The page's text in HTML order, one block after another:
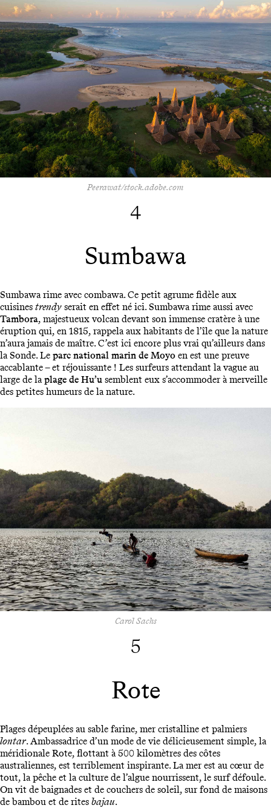
Peerawat/stock.adobe.com
4
Sumbawa
Sumbawa rime avec combawa. Ce petit agrume fidèle aux
cuisines trendy serait en effet né ici. Sumbawa rime aussi avec
Tambora, majestueux volcan devant son immense cratère à une
éruption qui, en 1815, rappela aux habitants de l’île que la nature
n’aura jamais de maître. C’est ici encore plus vrai qu’ailleurs dans
la Sonde. Le parc national marin de Moyo en est une preuve
accablante – et réjouissante ! Les surfeurs attendant la vague au
large de laplage de Hu’u semblent eux s’accommoder à merveille
des petites humeurs de la nature.
Carol Sachs
5
Rote
Plages dépeuplées au sable farine, mer cristalline et palmiers
lontar. Ambassadrice d’un mode de vie délicieusement simple, la
méridionale Rote, flottant à 500 kilomètres des côtes
australiennes, est terriblement inspirante. La mer est au cœur de
tout, la pêche et la culture de l’algue nourrissent, le surf défoule.
On vit de baignades et de couchers de soleil, sur fond de maisons
de bambou et de rites bajau.